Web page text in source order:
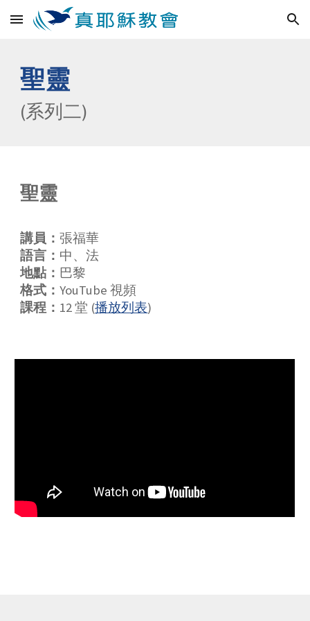
Skip to main content Skip to navigation
聖靈
(系列二)
聖靈
講員：張福華
語言： 中、法
地點： 巴黎
格式：YouTube 視頻
課程： 12堂 (播放列表)